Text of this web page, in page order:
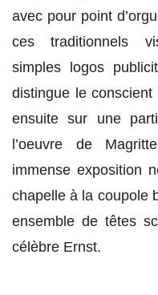
avec pour point
ces traditionnels
simples logos
distingue le conscient
ensuite sur une
l’oeuvre de
immense exposition
chapelle à la coupole
ensemble de têtes
célèbre Ernst.